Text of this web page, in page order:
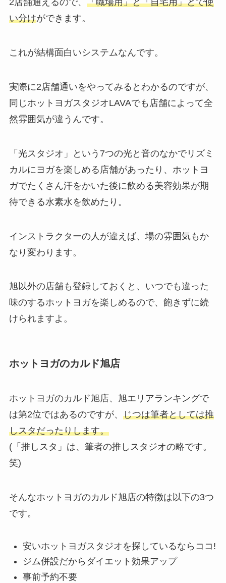
2店舗通えるので、 「職場用」と「自宅用」とで使
い分けができます。
これが結構面白いシステムなんです。
実際に2店舗通いをやってみるとわかるのですが、
同じホットヨガスタジオLAVAでも店舗によって全
然雰囲気が違うんです。
「光スタジオ」
という7つの光と音のなかでリズミ
カルにヨガを楽しめる店舗があったり、ホットヨ
ガでたくさん汗をかいた後に飲める美容効果が期
待できる水素水を飲めたり。
インストラクターの人が違えば、場の雰囲気もか
なり変わります。
旭以外の店舗も登録しておくと、いつでも違った
味のするホットヨガを楽しめるので、飽きずに続
けられますよ。
ホットヨガのカルド旭店
ホットヨガのカルド旭店、旭エリアランキングで
は第2位ではあるのですが、 じつは筆者としては推
しスタだったりします。
(「推しスタ」は、筆者の推しスタジオの略です。
笑)
そんなホットヨガのカルド旭店の特徴は以下の3つ
です。
安いホットヨガスタジオを探しているならココ!
ジム併設だからダイエット効果アップ
事前予約不要